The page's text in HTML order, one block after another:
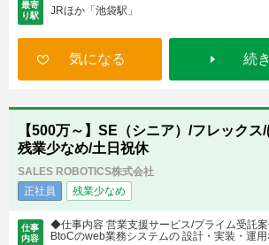
最寄
り駅
JRほか「池袋駅」
気になる 続
【500万～】SE（シニア）/フレック
残業少なめ/土日祝休
SALES ROBOTICS株式会社
正社員
残業少なめ
仕事
内容
◆仕事内容 営業支援サービス/プライム受託
BtoCのweb業務システムの 設計・実装・運